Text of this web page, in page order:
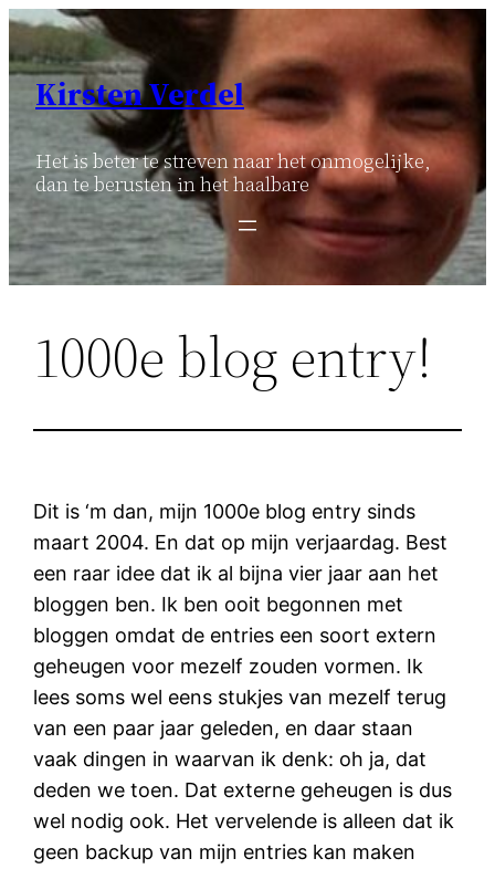
Ga
naar
inhoud
Kirsten Verdel
Het is beter te streven naar het onmogelijke,
dan te berusten in het haalbare
1000e blog entry!
Dit is ‘m dan, mijn 1000e blog entry sinds
maart 2004. En dat op mijn verjaardag. Best
een raar idee dat ik al bijna vier jaar aan het
bloggen ben. Ik ben ooit begonnen met
bloggen omdat de entries een soort extern
geheugen voor mezelf zouden vormen. Ik
lees soms wel eens stukjes van mezelf terug
van een paar jaar geleden, en daar staan
vaak dingen in waarvan ik denk: oh ja, dat
deden we toen. Dat externe geheugen is dus
wel nodig ook. Het vervelende is alleen dat ik
geen backup van mijn entries kan maken